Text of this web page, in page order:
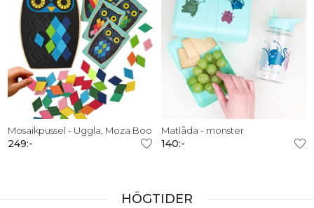
Mosaikpussel - Uggla, Moza Boo
249:-
Matlåda - monster
140:-
HÖGTIDER